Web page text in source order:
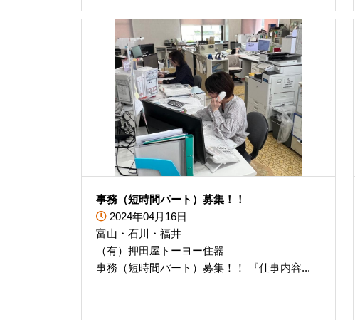
事務（短時間パート）募集！！
2024年04月16日
富山・石川・福井
（有）押田屋トーヨー住器
事務（短時間パート）募集！！ 『仕事内容...